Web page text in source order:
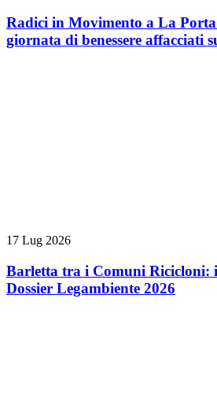
Radici in Movimento a La
giornata di benessere affacciati
17 Lug 2026
Barletta tra i Comuni Ricicloni:
Dossier Legambiente 2026